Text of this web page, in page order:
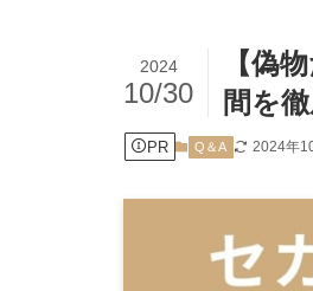
【偽
間を
2024
10/30
PR Q＆A 2024年